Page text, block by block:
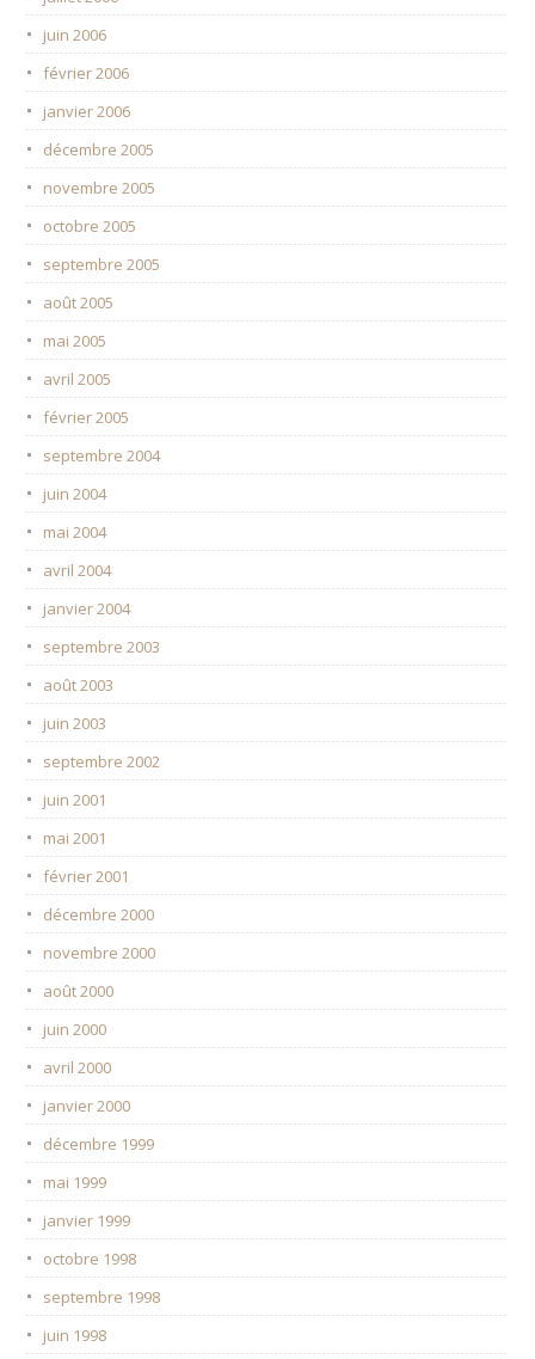
juin 2006
février 2006
janvier 2006
décembre 2005
novembre 2005
octobre 2005
septembre 2005
août 2005
mai 2005
avril 2005
février 2005
septembre 2004
juin 2004
mai 2004
avril 2004
janvier 2004
septembre 2003
août 2003
juin 2003
septembre 2002
juin 2001
mai 2001
février 2001
décembre 2000
novembre 2000
août 2000
juin 2000
avril 2000
janvier 2000
décembre 1999
mai 1999
janvier 1999
octobre 1998
septembre 1998
juin 1998